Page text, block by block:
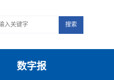
搜索
数字报